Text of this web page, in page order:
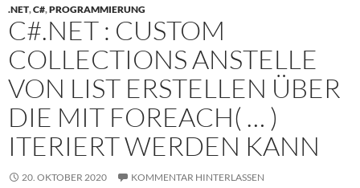
.NET,C#,PROGRAMMIERUNG
C#.NET : CUSTOM
COLLECTIONS ANSTELLE
VON LIST ERSTELLEN ÜBER
DIE MIT FOREACH( … )
ITERIERT WERDEN KANN
20. OKTOBER 2020 KOMMENTAR HINTERLASSEN